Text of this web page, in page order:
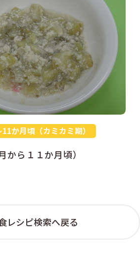
11か月頃（カミカミ期）
から１１か月頃）
レシピ検索へ戻る